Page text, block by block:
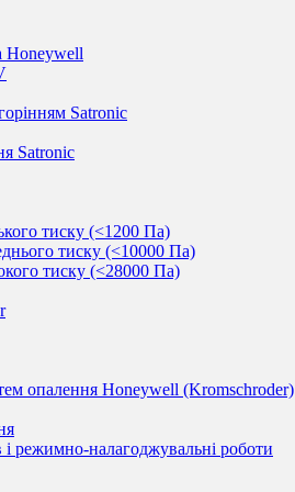
Honeywell
Satronic
Satronic
тиску (<1200 Па)
тиску (<10000 Па)
тиску (<28000 Па)
опалення Honeywell (Kromschroder)
і режимно-налагоджувальні роботи